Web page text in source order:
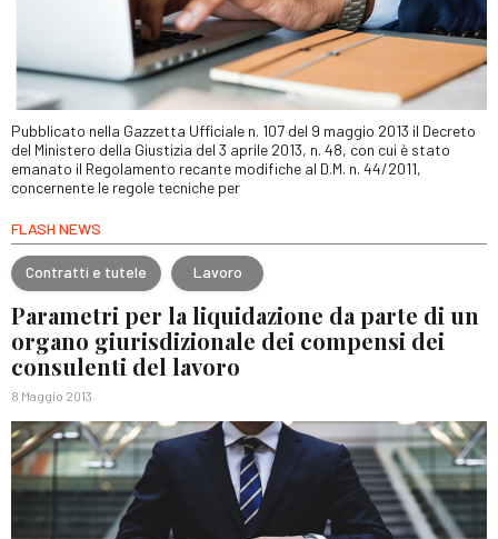
Pubblicato nella Gazzetta Ufficiale n. 107 del 9 maggio 2013 il Decreto
del Ministero della Giustizia del 3 aprile 2013, n. 48, con cui è stato
emanato il Regolamento recante modifiche al D.M. n. 44/2011,
concernente le regole tecniche per
FLASH NEWS
Contratti e tutele Lavoro
Parametri per la liquidazione da parte di un
organo giurisdizionale dei compensi dei
consulenti del lavoro
8 Maggio 2013